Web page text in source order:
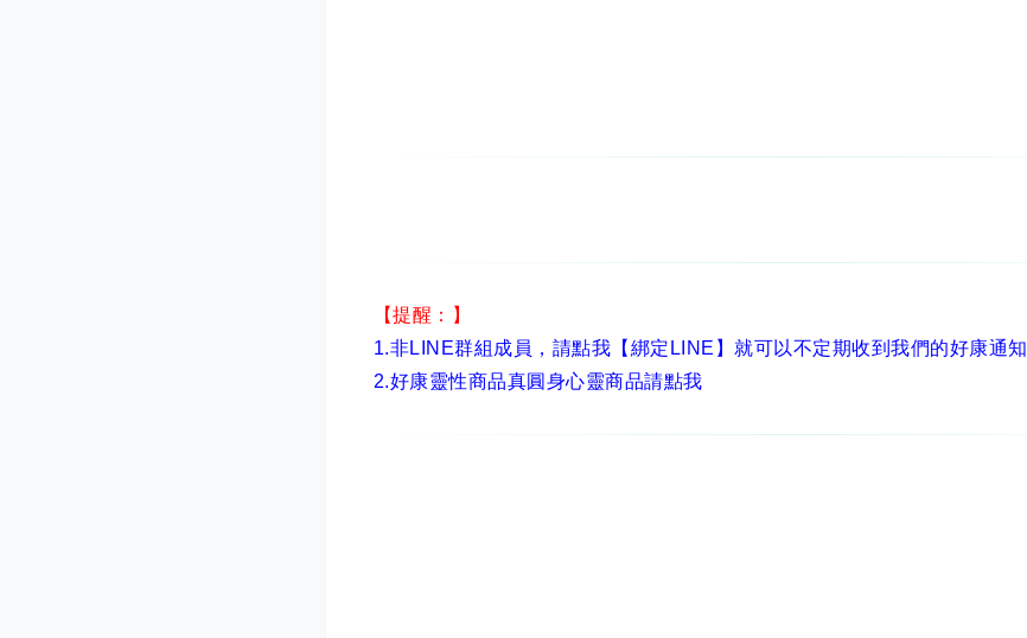
【提醒：】
1.非LINE群組成員， 請點我【綁定LINE】 就可以不定期收到我們的好康通知
2.好康靈性商品真圓身心靈商品請點我